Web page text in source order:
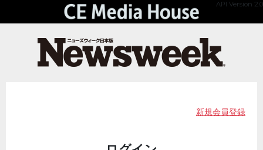
API Version 2.0
新規会員登録